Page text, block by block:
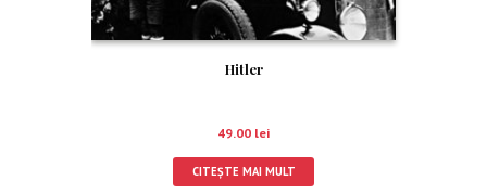
Hitler
49.00 lei
CITEȘTE MAI MULT